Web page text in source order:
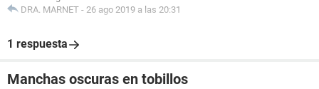
DRA. MARNET - 26 ago 2019 a las 20:31
1 respuesta
Manchas oscuras en tobillos